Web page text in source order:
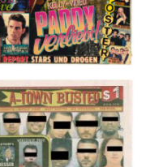
TOWN BUSTED –
8/15/16–9/1/16